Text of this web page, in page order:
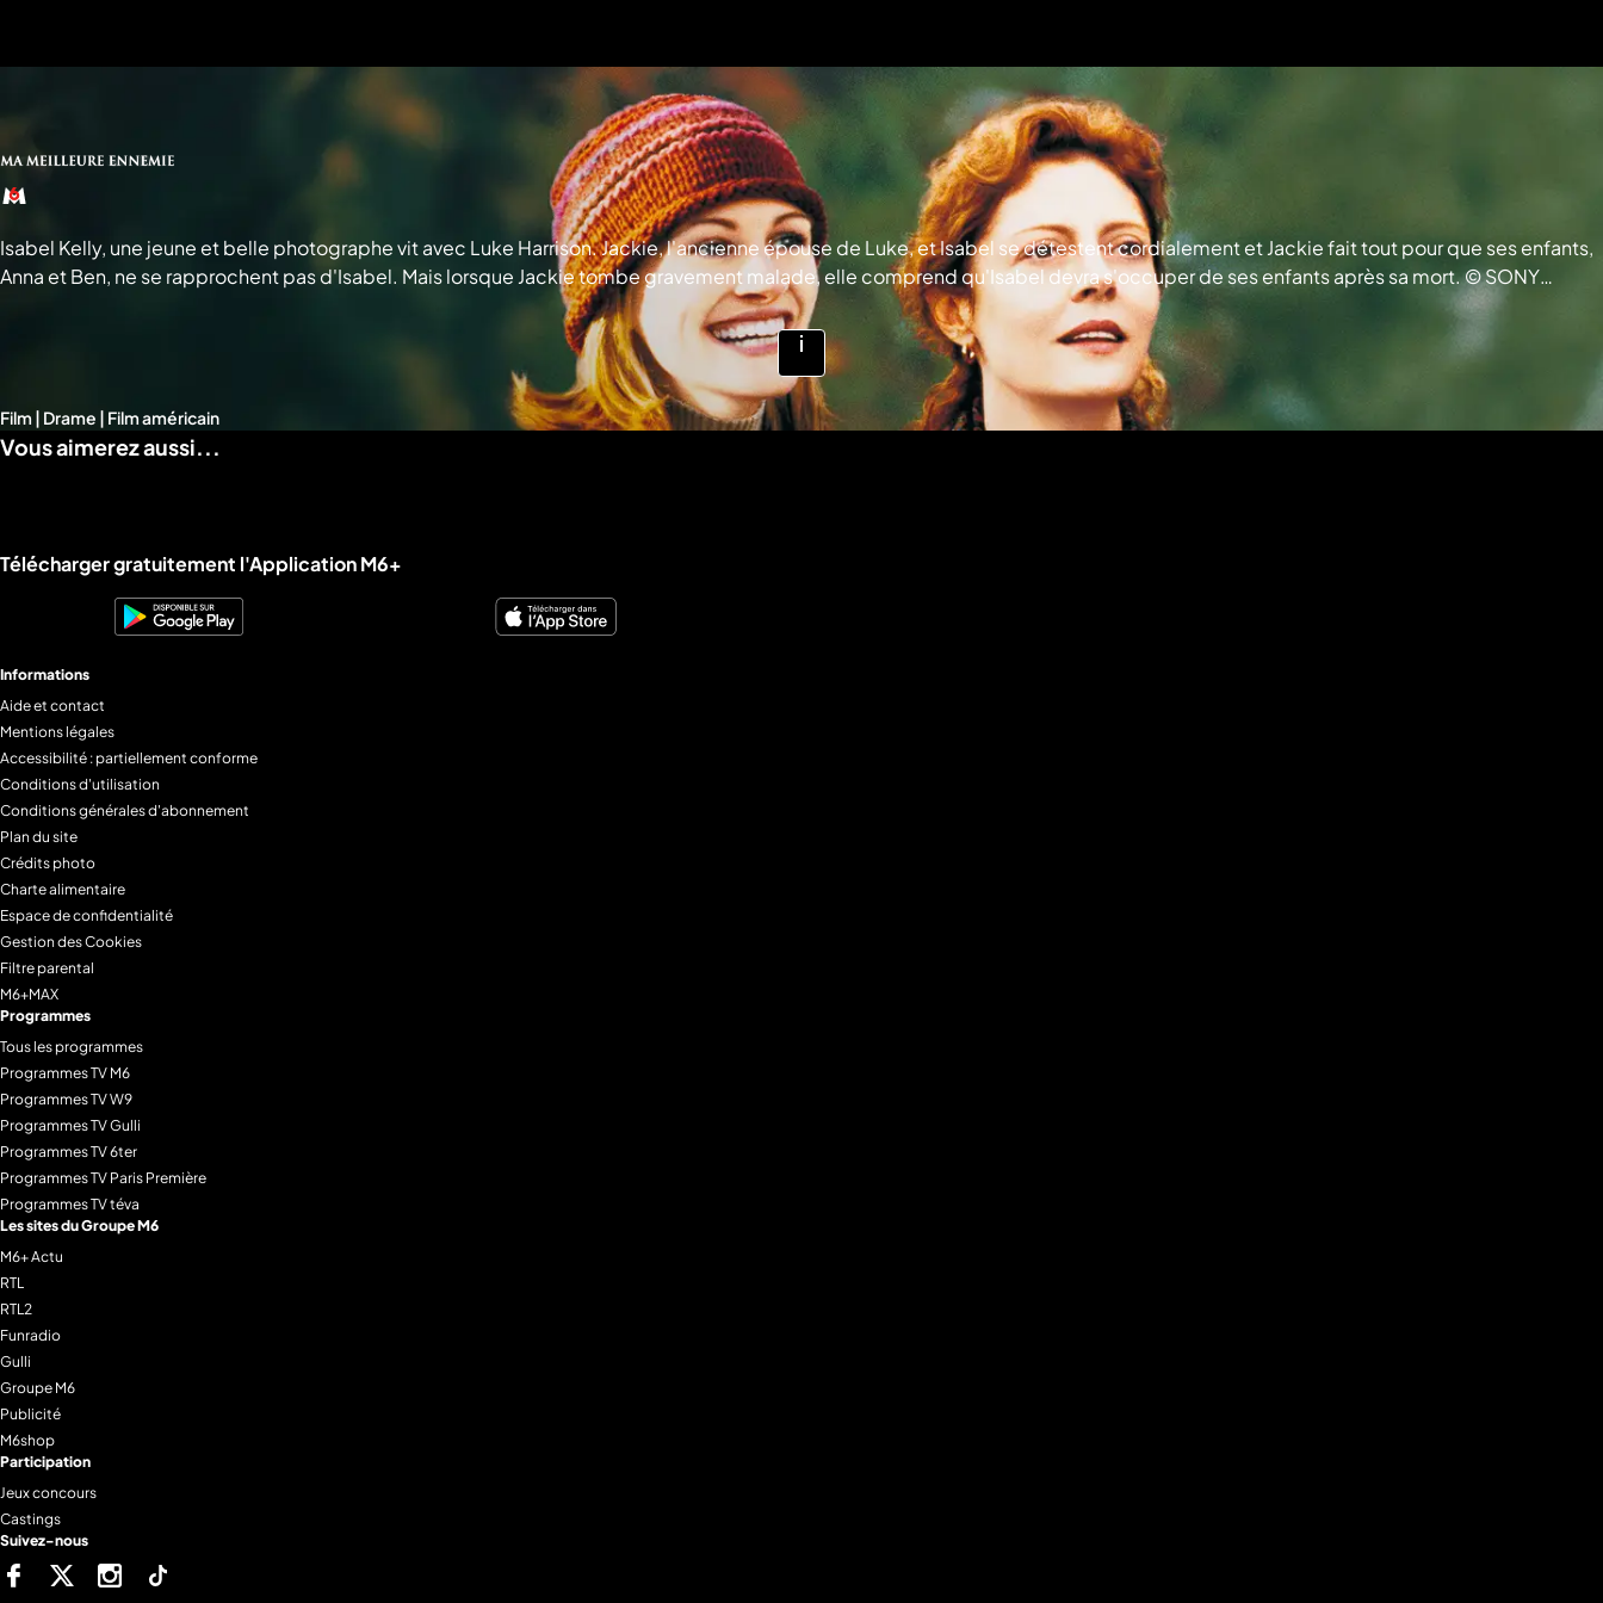
Isabel Kelly, une jeune et belle photographe vit avec Luke Harrison. Jackie, l'ancienne épouse de Luke, et Isabel se détestent cordialement et Jackie fait tout pour que ses enfants,
Anna et Ben, ne se rapprochent pas d'Isabel. Mais lorsque Jackie tombe gravement malade, elle comprend qu'Isabel devra s'occuper de ses enfants après sa mort. © SONY
Voir
plus
d'infos
Film | Drame | Film américain
Vous aimerez aussi...
Liens utiles M6+.
Télécharger gratuitement l'Application M6+
Informations
Aide et contact
Mentions légales
Accessibilité : partiellement conforme
Conditions d'utilisation
Conditions générales d'abonnement
Plan du site
Crédits photo
Charte alimentaire
Espace de confidentialité
Gestion des Cookies
Filtre parental
M6+MAX
Programmes
Tous les programmes
Programmes TV M6
Programmes TV W9
Programmes TV Gulli
Programmes TV 6ter
Programmes TV Paris Première
Programmes TV téva
Les sites du Groupe M6
M6+ Actu
RTL
RTL2
Funradio
Gulli
Groupe M6
Publicité
M6shop
Participation
Jeux concours
Castings
Suivez-nous
FacebookTwitter Instagram